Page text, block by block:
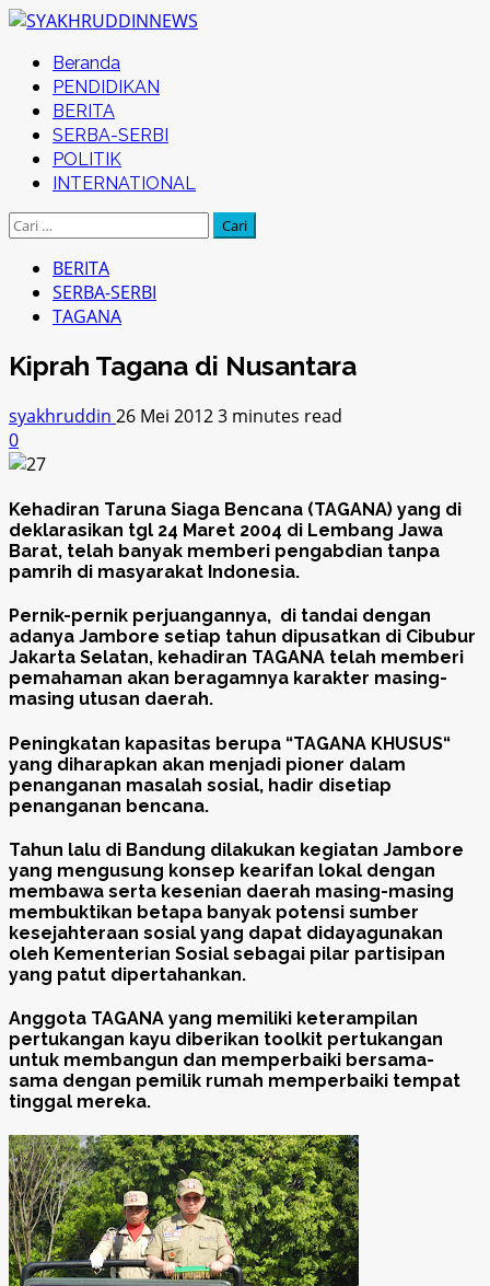
Skip
content
Primary
Menu
Beranda
PENDIDIKAN
BERITA
SERBA-SERBI
POLITIK
INTERNATIONAL
Cari
BERITA
SERBA-SERBI
TAGANA
Kiprah Tagana di Nusantara
syakhruddin 26 Mei 20123 minutes read
0
Kehadiran Taruna Siaga Bencana (TAGANA) yang di
deklarasikan tgl 24 Maret 2004 di Lembang Jawa
Barat, telah banyak memberi pengabdian tanpa
pamrih di masyarakat Indonesia.
Pernik-pernik perjuangannya, di tandai dengan
adanya Jambore setiap tahun dipusatkan di Cibubur
Jakarta Selatan, kehadiran TAGANA telah memberi
pemahaman akan beragamnya karakter masing-
masing utusan daerah.
Peningkatan kapasitas berupa “TAGANA KHUSUS“
yang diharapkan akan menjadi pioner dalam
penanganan masalah sosial, hadir disetiap
penanganan bencana.
Tahun lalu di Bandung dilakukan kegiatan Jambore
yang mengusung konsep kearifan lokal dengan
membawa serta kesenian daerah masing-masing
membuktikan betapa banyak potensi sumber
kesejahteraan sosial yang dapat didayagunakan
oleh Kementerian Sosial sebagai pilar partisipan
yang patut dipertahankan.
Anggota TAGANA yang memiliki keterampilan
pertukangan kayu diberikan toolkit pertukangan
untuk membangun dan memperbaiki bersama-
sama dengan pemilik rumah memperbaiki tempat
tinggal mereka.